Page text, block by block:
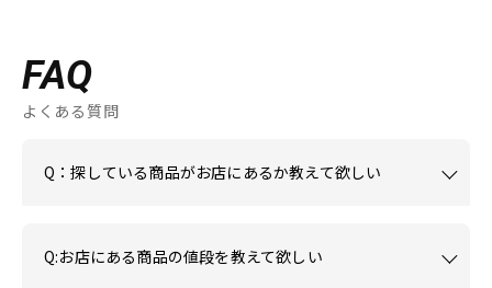
FAQ
よくある質問
Q：探している商品がお店にあるか教えて欲しい
Q:お店にある商品の値段を教えて欲しい